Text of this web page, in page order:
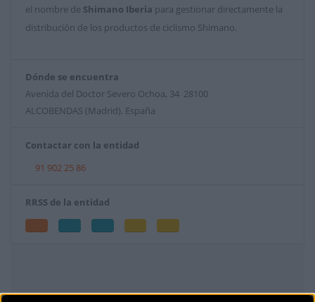
el nombre de Shimano Iberia para gestionar directamente la
distribución de los productos de ciclismo Shimano.
Dónde se encuentra
Avenida del Doctor Severo Ochoa, 34 28100
ALCOBENDAS (Madrid). España
Contactar con la entidad
91 902 25 86
RRSS de la entidad